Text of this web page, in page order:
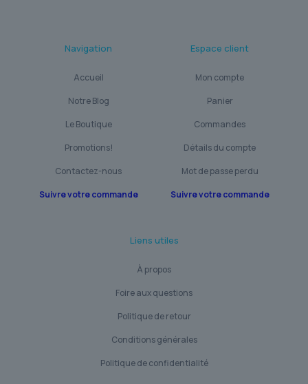
Navigation
Accueil
Notre Blog
Le Boutique
Promotions!
Contactez-nous
Suivre votre commande
Espace client
Mon compte
Panier
Commandes
Détails du compte
Mot de passe perdu
Suivre votre commande
Liens utiles
À propos
Foire aux questions
Politique de retour
Conditions générales
Politique de confidentialité